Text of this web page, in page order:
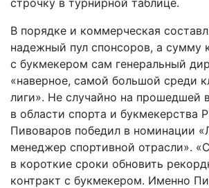
В порядке и коммерческая
надежный пул спонсоров, а сумму
с букмекером сам генеральный
«наверное, самой большой среди
лиги». Не случайно на прошедшей
в области спорта и букмекерства
Пивоваров победил в номинации
менеджер спортивной отрасли».
в короткие сроки обновить
контракт с букмекером. Именно